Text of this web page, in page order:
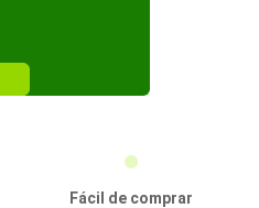
Fácil de comprar